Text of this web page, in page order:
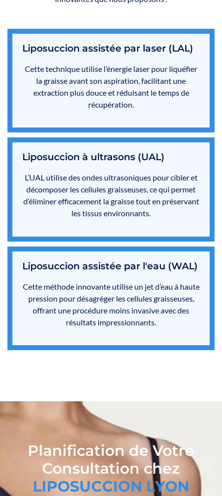
Liposuccion assistée par laser (LAL)
Cette technique utilise l’énergie laser pour liquéfier
la graisse avant son aspiration, facilitant une
extraction plus douce et réduisant le temps de
récupération.
Liposuccion à ultrasons (UAL)
L’UAL utilise des ondes ultrasoniques pour cibler et
décomposer les cellules graisseuses, ce qui permet
d’éliminer efficacement la graisse tout en préservant
les tissus environnants.
Liposuccion assistée par l'eau (WAL)
Cette méthode innovante utilise un jet d’eau à haute
pression pour désagréger les cellules graisseuses,
offrant une procédure moins invasive avec des
résultats impressionnants.
Planification de Votre
Consultation chez
LIPOSUCCION LYON